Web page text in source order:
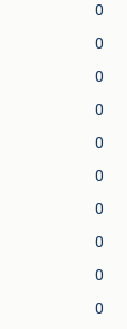
0
0
0
0
0
0
0
0
0
0